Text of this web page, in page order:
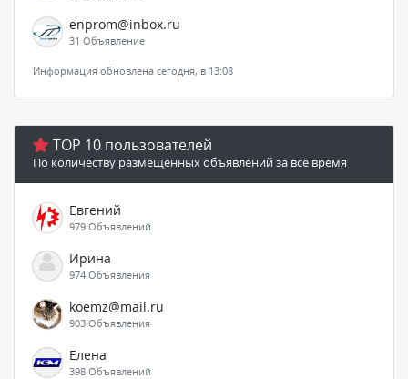
enprom@inbox.ru
31 Объявление
Информация обновлена сегодня, в 13:08
TOP 10 пользователей
По количеству размещенных объявлений за всё время
Евгений
979 Объявлений
Ирина
974 Объявления
koemz@mail.ru
903 Объявления
Елена
398 Объявлений